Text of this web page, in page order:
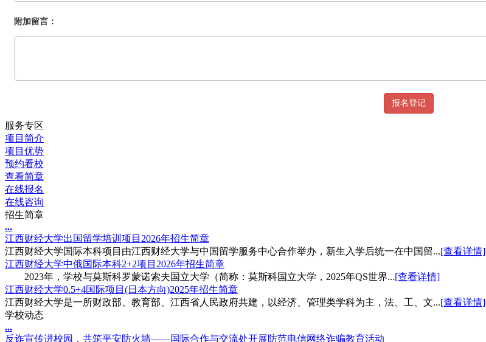
服务专区
项目简介
项目优势
预约看校
查看简章
在线报名
在线咨询
招生简章
...
江西财经大学出国留学培训项目2026年招生简章
江西财经大学国际本科项目由江西财经大学与中国留学服务中心合作举办，新生入学后统一在中国留...[查看详情]
江西财经大学中俄国际本科2+2项目2026年招生简章
2023年，学校与莫斯科罗蒙诺索夫国立大学（简称：莫斯科国立大学，2025年QS世界...[查看详情]
江西财经大学0.5+4国际项目(日本方向)2025年招生简章
江西财经大学是一所财政部、教育部、江西省人民政府共建，以经济、管理类学科为主，法、工、文...[查看详情]
学校动态
...
反诈宣传进校园，共筑平安防火墙——国际合作与交流处开展防范电信网络诈骗教育活动